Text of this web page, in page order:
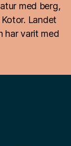
med berg,
Landet
har varit med